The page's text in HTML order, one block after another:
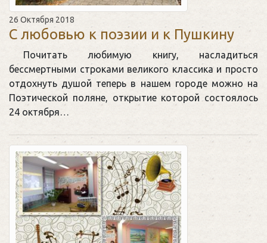
26 Октября 2018
С любовью к поэзии и к Пушкину
Почитать любимую книгу, насладиться
бессмертными строками великого классика и просто
отдохнуть душой теперь в нашем городе можно на
Поэтической поляне, открытие которой состоялось
24 октября…